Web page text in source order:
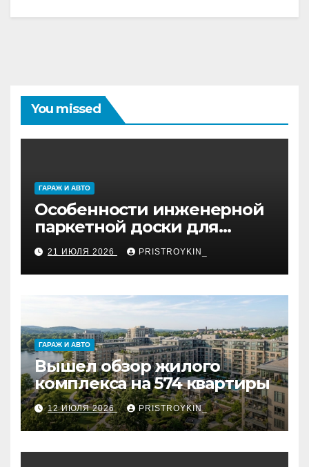
You missed
ГАРАЖ И АВТО
Особенности инженерной
паркетной доски для
укладки французской
ёлкой
21 ИЮЛЯ 2026 PRISTROYKIN_
ГАРАЖ И АВТО
Вышел обзор жилого
комплекса на 574 квартиры
12 ИЮЛЯ 2026 PRISTROYKIN_